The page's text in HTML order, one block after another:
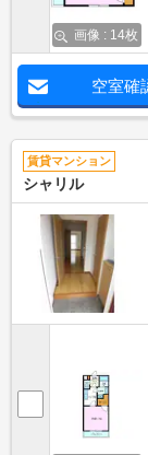
画像 : 14枚
空室確
賃貸マンション
シャリル